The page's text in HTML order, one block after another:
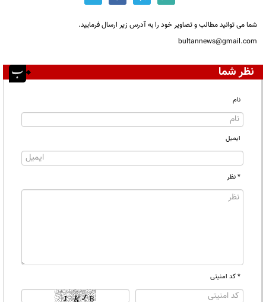
شما می توانید مطالب و تصاویر خود را به آدرس زیر ارسال فرمایید.
bultannews@gmail.com
نظر شما
نام
ایمیل
* نظر
* کد امنیتی